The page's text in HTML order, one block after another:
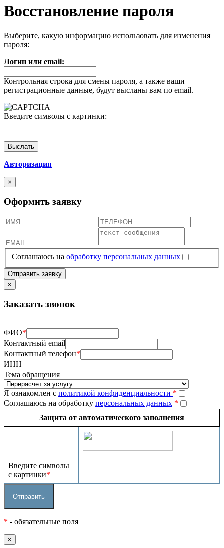
Восстановление пароля
Выберите, какую информацию использовать для изменения
пароля:
Логин или email:
Контрольная строка для смены пароля, а также ваши
регистрационные данные, будут высланы вам по email.
Введите символы с картинки:
Авторизация
×
Оформить заявку
Соглашаюсь на обработку персональных данных
×
Заказать звонок
ФИО*
Контактный email
Контактный телефон*
ИНН
Тема обращения
Я ознакомлен с политикой конфиденциальности *
Соглашаюсь на обработку персональных данных *
Защита от автоматического заполнения
Введите символы
с картинки*
* - обязательные поля
×